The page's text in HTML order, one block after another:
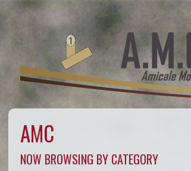
AMC
NOW BROWSING BY CATEGORY